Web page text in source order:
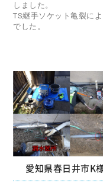
しました。
TS継手ソケット亀裂に
でした。
愛知県春日井市K